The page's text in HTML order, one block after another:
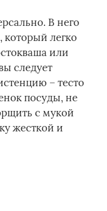
В него
легко
или
следует
– тесто
посуды, не
с мукой
жесткой и